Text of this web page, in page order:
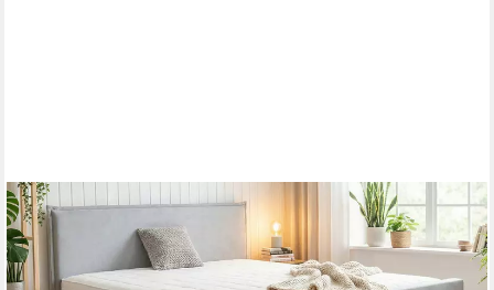
PAARA
Boxspringbett Madrid elektrische verstellung mit Motor, mit
Fussteil und mit einzigartigem Belüftungssystem
ab 1.511,00 €